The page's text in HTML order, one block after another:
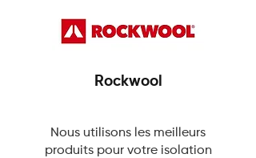
Rockwool
Nous utilisons les meilleurs
produits pour votre isolation